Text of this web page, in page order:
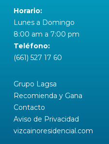
Horario:
Lunes a Domingo
8:00 am a 7:00 pm
Teléfono:
(661) 527 17 60
Grupo Lagsa
Recomienda y Gana
Contacto
Aviso de Privacidad
vizcainoresidencial.com